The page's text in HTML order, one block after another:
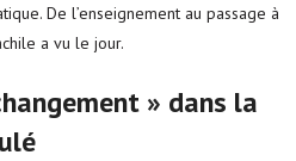
De l’enseignement au passage à
a vu le jour.
» dans la